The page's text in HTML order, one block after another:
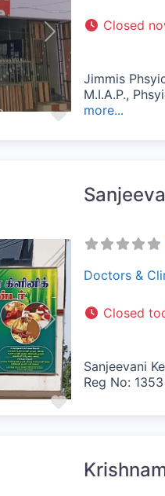
Favorite
Next
Closed
Jimmis
M.I.A.P.,
more...
Favorite
Next
Doctors &
Closed
Sanjeevani
Reg No: